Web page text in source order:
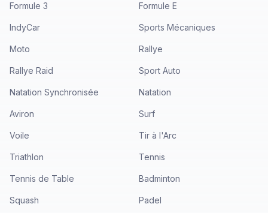
Formule 3 Formule E
IndyCar Sports Mécaniques
Moto Rallye
Rallye Raid Sport Auto
Natation Synchronisée Natation
Aviron Surf
Voile Tir à l'Arc
Triathlon Tennis
Tennis de Table Badminton
Squash Padel